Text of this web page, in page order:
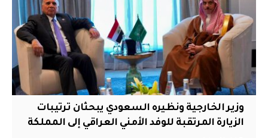
وزير الخارجية ونظيره السعودي يبحثان ترتيبات
الزيارة المرتقبة للوفد الأمني العراقي إلى المملكة